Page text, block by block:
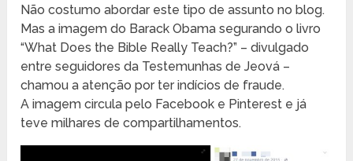
Não costumo abordar este tipo de assunto no blog.
Mas a imagem do Barack Obama segurando o livro
“What Does the Bible Really Teach?” – divulgado
entre seguidores da Testemunhas de Jeová –
chamou a atenção por ter indícios de fraude.
A imagem circula pelo Facebook e Pinterest e já
teve milhares de compartilhamentos.